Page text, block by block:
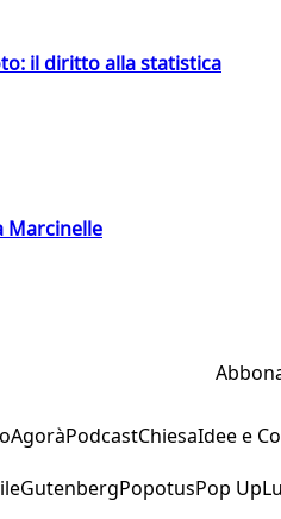
il diritto alla statistica
Marcinelle
AgoràPodcastChiesaIdee e
GutenbergPopotusPop Up